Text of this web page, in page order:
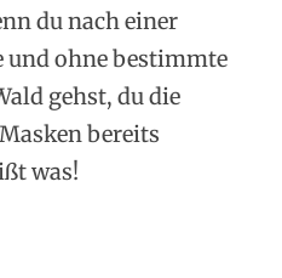
du nach einer
und ohne bestimmte
gehst, du die
bereits
was!